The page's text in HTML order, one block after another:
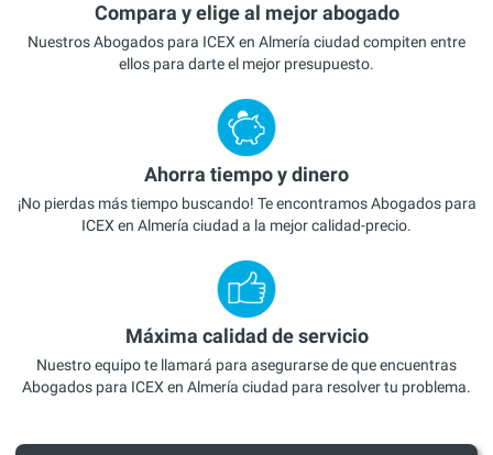
Compara y elige al mejor abogado
Nuestros Abogados para ICEX en Almería ciudad compiten entre
ellos para darte el mejor presupuesto.
Ahorra tiempo y dinero
¡No pierdas más tiempo buscando! Te encontramos Abogados para
ICEX en Almería ciudad a la mejor calidad-precio.
Máxima calidad de servicio
Nuestro equipo te llamará para asegurarse de que encuentras
Abogados para ICEX en Almería ciudad para resolver tu problema.